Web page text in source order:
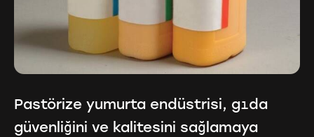
Pastörize yumurta endüstrisi, gıda
güvenliğini ve kalitesini sağlamaya